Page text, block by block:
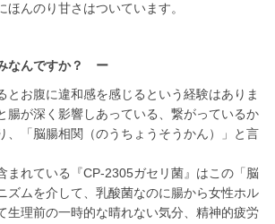
ほんのり甘さはついています。
なんですか？ ー
とお腹に違和感を感じるという経験はありま
腸が深く影響しあっている、繋がっているか
、「脳腸相関（のうちょうそうかん）」と言
まれている『CP-2305ガセリ菌』はこの「脳
ズムを介して、乳酸菌なのに腸から女性ホル
生理前の一時的な晴れない気分、精神的疲労